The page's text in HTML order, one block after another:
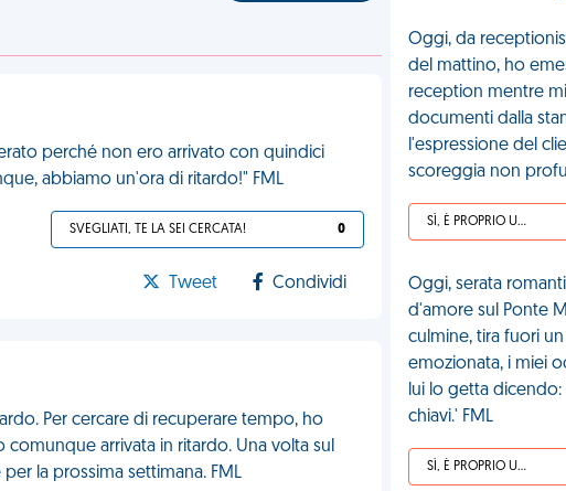
perché non ero arrivato con quindici
abbiamo un'ora di ritardo!" FML
SVEGLIATI, TE LA SEI CERCATA! 0
Tweet Condividi
Per cercare di recuperare tempo, ho
arrivata in ritardo. Una volta sul
la prossima settimana. FML
Oggi, da
del mattino, ho
reception mentre
documenti dalla
l'espressione del
scoreggia non
SÌ, È PROPRIO UNA VDM!
Oggi, serata
d'amore sul Ponte
culmine, tira fuori
emozionata, i miei
lui lo getta
chiavi.' FML
SÌ, È PROPRIO UNA VDM!